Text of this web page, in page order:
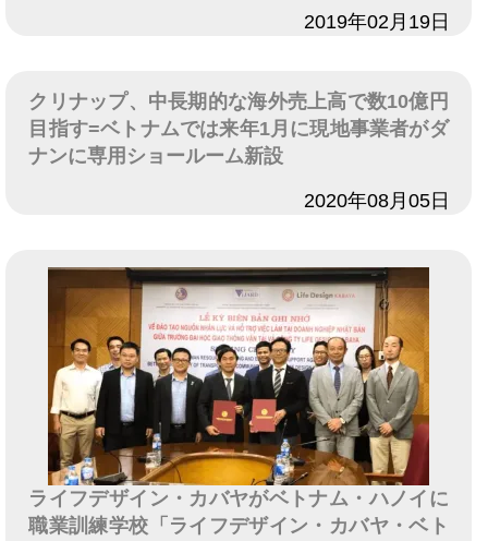
2019年02月19日
クリナップ、中長期的な海外売上高で数10億円
目指す=ベトナムでは来年1月に現地事業者がダ
ナンに専用ショールーム新設
2020年08月05日
ライフデザイン・カバヤがベトナム・ハノイに
職業訓練学校「ライフデザイン・カバヤ・ベト